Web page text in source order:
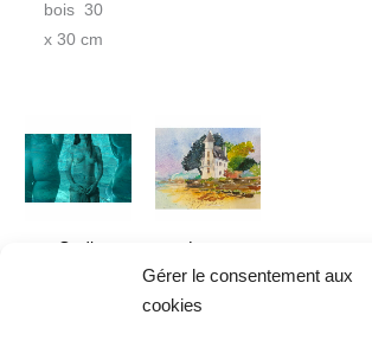
Gérer le consentement aux
cookies
bois 30
x 30 cm
« Ondines »
de
prix :
140€
à
« La
tour St
Vincent